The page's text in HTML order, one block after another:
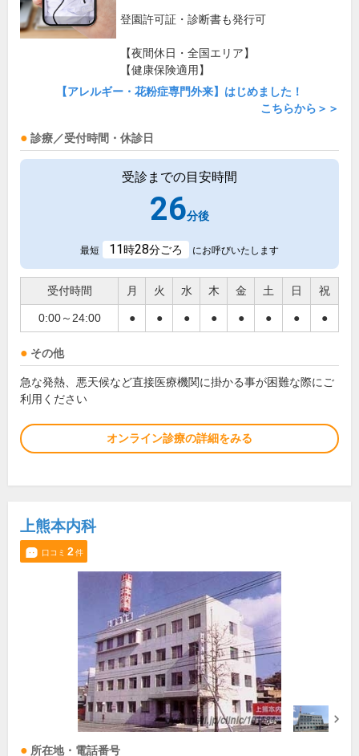
登園許可証・診断書も発行可
【夜間休日・全国エリア】
【健康保険適用】
【アレルギー・花粉症専門外来】はじめました！
こちらから＞＞
診療／受付時間・休診日
受診までの目安時間
26分後
最短 11時28分ごろ にお呼びいたします
受付時間 月 火 水 木 金 土 日 祝
0:00～24:00 ● ● ● ● ● ● ● ●
その他
急な発熱、悪天候など直接医療機関に掛かる事が困難な際にご
利用ください
オンライン診療の詳細をみる
上熊本内科
口コミ 2件
所在地・電話番号